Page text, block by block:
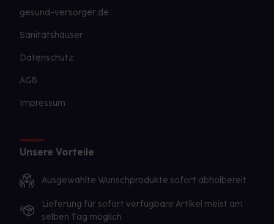
gesund-versorger.de
Sanitätshäuser
Datenschutz
AGB
Impressum
Unsere Vorteile
Ausgewählte Wunschprodukte sofort abholbereit
Lieferung für sofort verfügbare Artikel meist am
selben Tag möglich